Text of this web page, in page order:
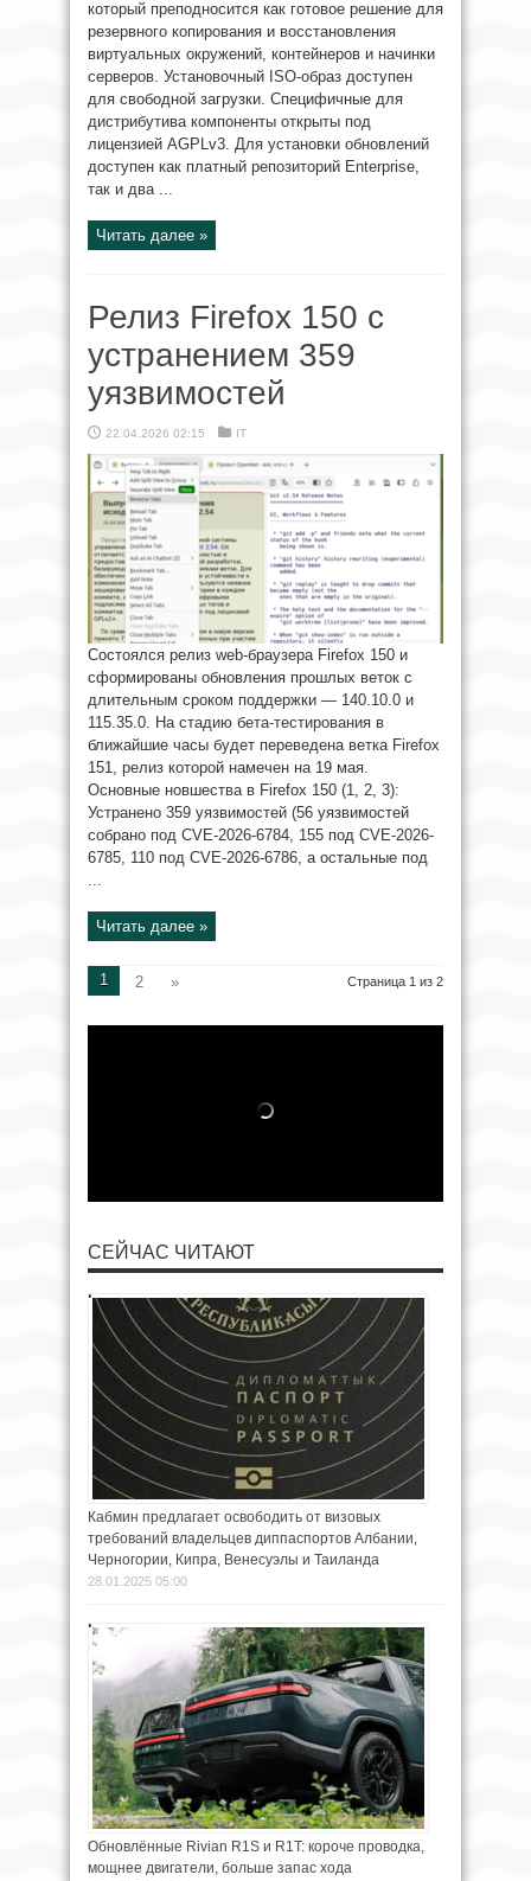
который преподносится как готовое решение для
резервного копирования и восстановления
виртуальных окружений, контейнеров и начинки
серверов. Установочный ISO-образ доступен
для свободной загрузки. Специфичные для
дистрибутива компоненты открыты под
лицензией AGPLv3. Для установки обновлений
доступен как платный репозиторий Enterprise,
так и два ...
Читать далее »
Релиз Firefox 150 с
устранением 359
уязвимостей
22.04.2026 02:15 IT
Состоялся релиз web-браузера Firefox 150 и
сформированы обновления прошлых веток с
длительным сроком поддержки — 140.10.0 и
115.35.0. На стадию бета-тестирования в
ближайшие часы будет переведена ветка Firefox
151, релиз которой намечен на 19 мая.
Основные новшества в Firefox 150 (1, 2, 3):
Устранено 359 уязвимостей (56 уязвимостей
собрано под CVE-2026-6784, 155 под CVE-2026-
6785, 110 под CVE-2026-6786, а остальные под
...
Читать далее »
Страница 1 из 2
1 2 »
СЕЙЧАС ЧИТАЮТ
Кабмин предлагает освободить от визовых
требований владельцев диппаспортов Албании,
Черногории, Кипра, Венесуэлы и Таиланда
28.01.2025 05:00
Обновлённые Rivian R1S и R1T: короче проводка,
мощнее двигатели, больше запас хода